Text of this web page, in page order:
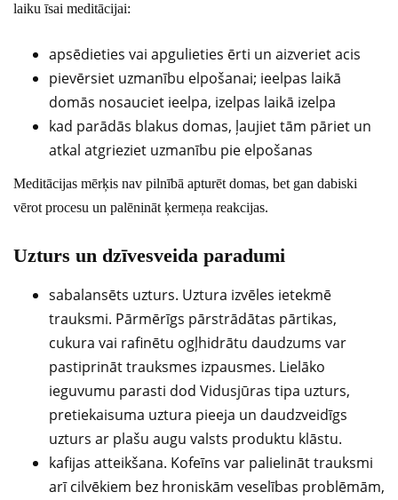
laiku īsai meditācijai:
apsēdieties vai apgulieties ērti un aizveriet acis
pievērsiet uzmanību elpošanai; ieelpas laikā
domās nosauciet ieelpa, izelpas laikā izelpa
kad parādās blakus domas, ļaujiet tām pāriet un
atkal atgrieziet uzmanību pie elpošanas
Meditācijas mērķis nav pilnībā apturēt domas, bet gan dabiski
vērot procesu un palēnināt ķermeņa reakcijas.
Uzturs un dzīvesveida paradumi
sabalansēts uzturs. Uztura izvēles ietekmē
trauksmi. Pārmērīgs pārstrādātas pārtikas,
cukura vai rafinētu ogļhidrātu daudzums var
pastiprināt trauksmes izpausmes. Lielāko
ieguvumu parasti dod Vidusjūras tipa uzturs,
pretiekaisuma uztura pieeja un daudzveidīgs
uzturs ar plašu augu valsts produktu klāstu.
kafijas atteikšana. Kofeīns var palielināt trauksmi
arī cilvēkiem bez hroniskām veselības problēmām,